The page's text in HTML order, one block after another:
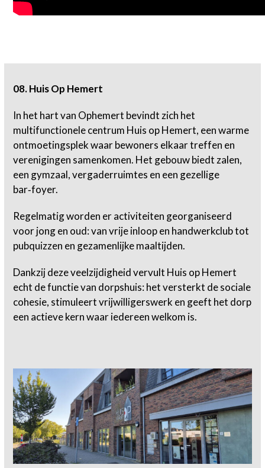
08. Huis Op Hemert
In het hart van Ophemert bevindt zich het
multifunctionele centrum Huis op Hemert, een warme
ontmoetingsplek waar bewoners elkaar treffen en
verenigingen samenkomen. Het gebouw biedt zalen,
een gymzaal, vergaderruimtes en een gezellige
bar‑foyer.
Regelmatig worden er activiteiten georganiseerd
voor jong en oud: van vrije inloop en handwerkclub tot
pubquizzen en gezamenlijke maaltijden.
Dankzij deze veelzijdigheid vervult Huis op Hemert
echt de functie van dorpshuis: het versterkt de sociale
cohesie, stimuleert vrijwilligerswerk en geeft het dorp
een actieve kern waar iedereen welkom is.